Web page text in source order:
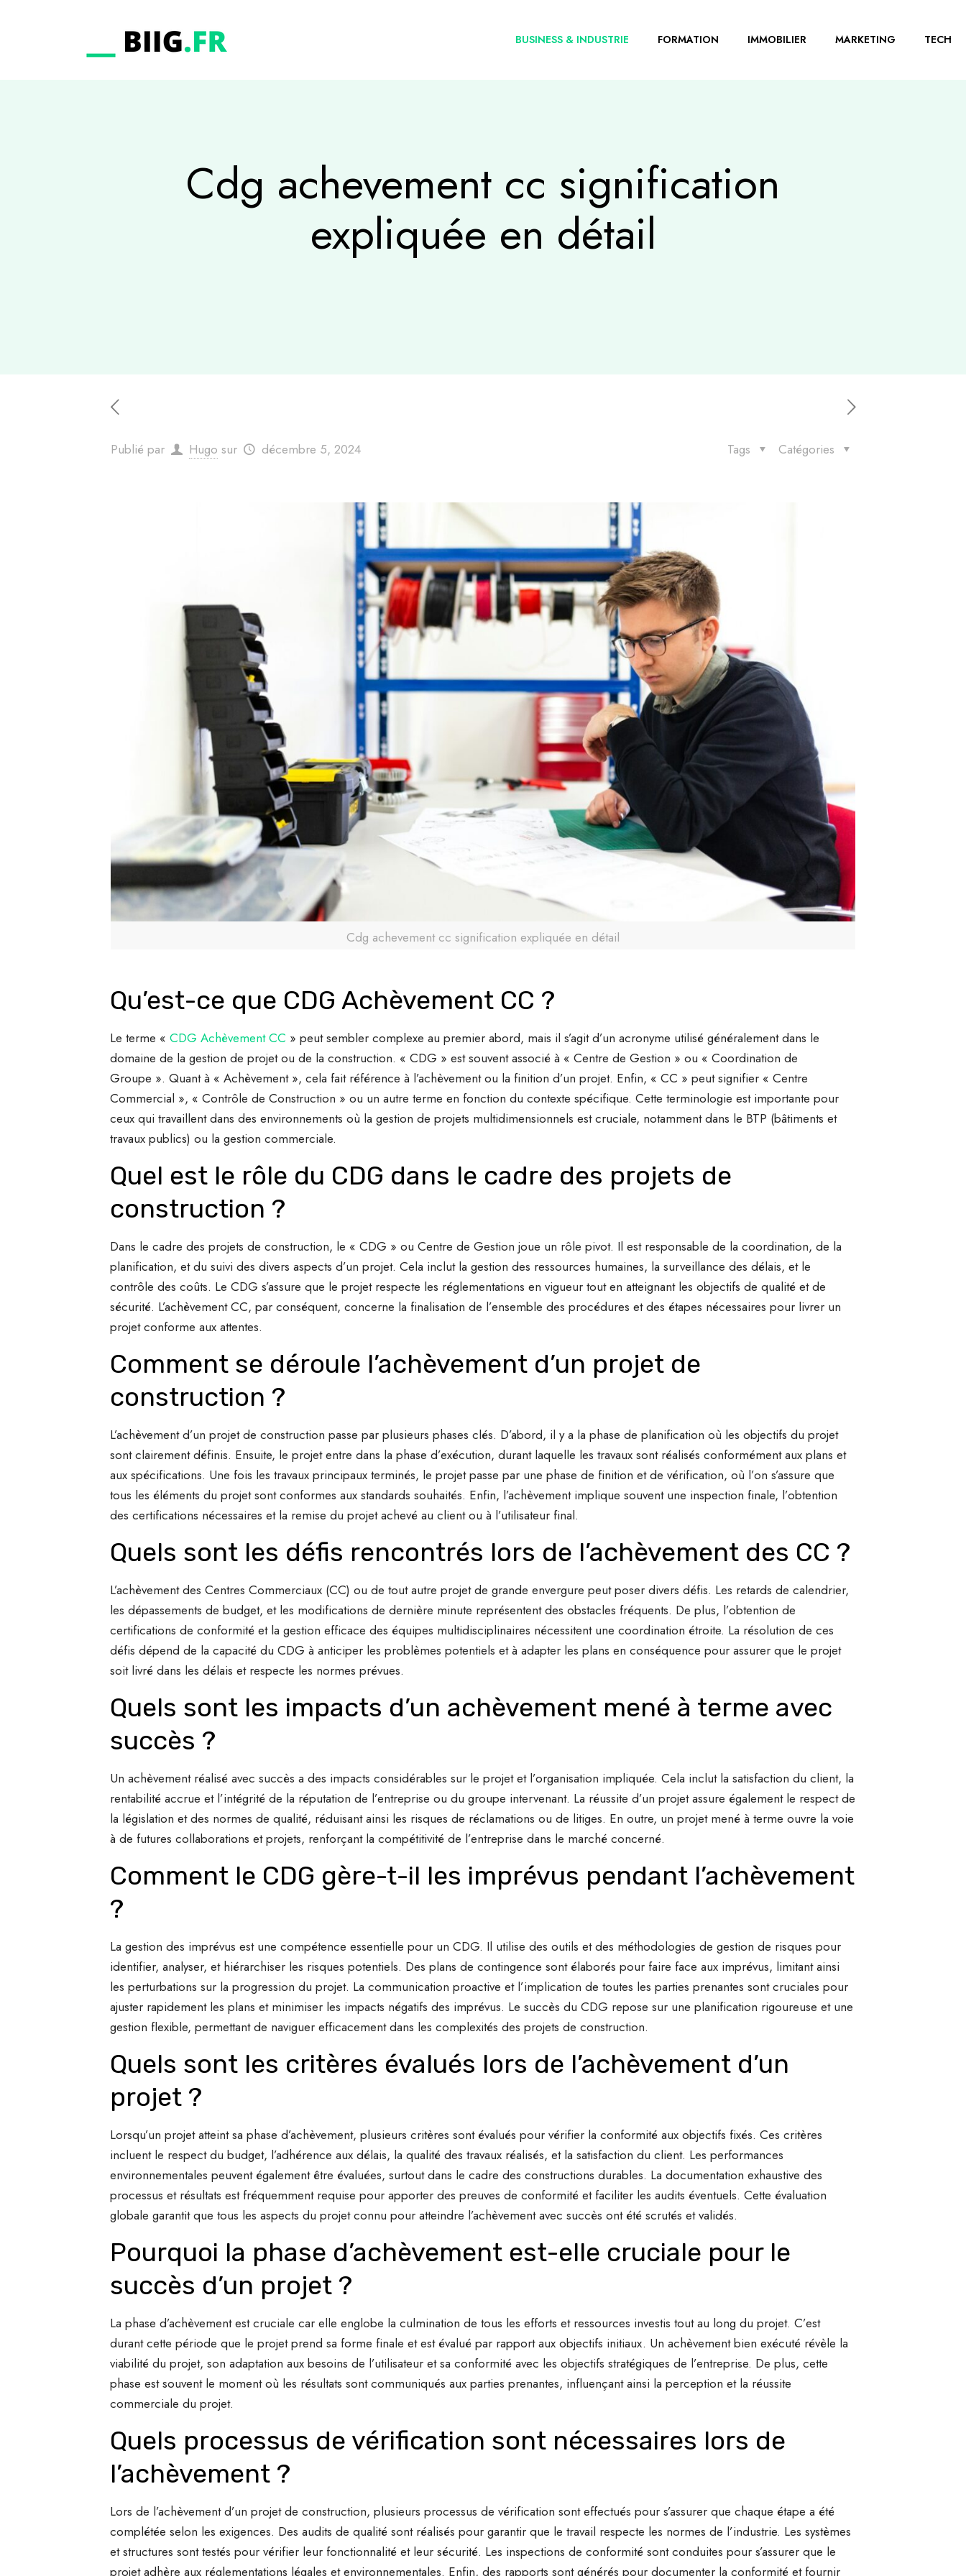
BUSINESS & INDUSTRIE FORMATION IMMOBILIER MARKETING TECH
Cdg achevement cc signification
expliquée en détail
Publié par Hugo sur décembre 5, 2024 Catégories
Tags
Cdg achevement cc signification expliquée en détail
Qu’est-ce que CDG Achèvement CC ?
Le terme « CDG Achèvement CC » peut sembler complexe au premier abord, mais il s’agit d’un acronyme utilisé généralement dans le
domaine de la gestion de projet ou de la construction. « CDG » est souvent associé à « Centre de Gestion » ou « Coordination de
Groupe ». Quant à « Achèvement », cela fait référence à l’achèvement ou la finition d’un projet. Enfin, « CC » peut signifier « Centre
Commercial », « Contrôle de Construction » ou un autre terme en fonction du contexte spécifique. Cette terminologie est importante pour
ceux qui travaillent dans des environnements où la gestion de projets multidimensionnels est cruciale, notamment dans le BTP (bâtiments et
travaux publics) ou la gestion commerciale.
Quel est le rôle du CDG dans le cadre des projets de
construction ?
Dans le cadre des projets de construction, le « CDG » ou Centre de Gestion joue un rôle pivot. Il est responsable de la coordination, de la
planification, et du suivi des divers aspects d’un projet. Cela inclut la gestion des ressources humaines, la surveillance des délais, et le
contrôle des coûts. Le CDG s’assure que le projet respecte les réglementations en vigueur tout en atteignant les objectifs de qualité et de
sécurité. L’achèvement CC, par conséquent, concerne la finalisation de l’ensemble des procédures et des étapes nécessaires pour livrer un
projet conforme aux attentes.
Comment se déroule l’achèvement d’un projet de
construction ?
L’achèvement d’un projet de construction passe par plusieurs phases clés. D’abord, il y a la phase de planification où les objectifs du projet
sont clairement définis. Ensuite, le projet entre dans la phase d’exécution, durant laquelle les travaux sont réalisés conformément aux plans et
aux spécifications. Une fois les travaux principaux terminés, le projet passe par une phase de finition et de vérification, où l’on s’assure que
tous les éléments du projet sont conformes aux standards souhaités. Enfin, l’achèvement implique souvent une inspection finale, l’obtention
des certifications nécessaires et la remise du projet achevé au client ou à l’utilisateur final.
Quels sont les défis rencontrés lors de l’achèvement des CC ?
L’achèvement des Centres Commerciaux (CC) ou de tout autre projet de grande envergure peut poser divers défis. Les retards de calendrier,
les dépassements de budget, et les modifications de dernière minute représentent des obstacles fréquents. De plus, l’obtention de
certifications de conformité et la gestion efficace des équipes multidisciplinaires nécessitent une coordination étroite. La résolution de ces
défis dépend de la capacité du CDG à anticiper les problèmes potentiels et à adapter les plans en conséquence pour assurer que le projet
soit livré dans les délais et respecte les normes prévues.
Quels sont les impacts d’un achèvement mené à terme avec
succès ?
Un achèvement réalisé avec succès a des impacts considérables sur le projet et l’organisation impliquée. Cela inclut la satisfaction du client, la
rentabilité accrue et l’intégrité de la réputation de l’entreprise ou du groupe intervenant. La réussite d’un projet assure également le respect de
la législation et des normes de qualité, réduisant ainsi les risques de réclamations ou de litiges. En outre, un projet mené à terme ouvre la voie
à de futures collaborations et projets, renforçant la compétitivité de l’entreprise dans le marché concerné.
Comment le CDG gère-t-il les imprévus pendant l’achèvement
?
La gestion des imprévus est une compétence essentielle pour un CDG. Il utilise des outils et des méthodologies de gestion de risques pour
identifier, analyser, et hiérarchiser les risques potentiels. Des plans de contingence sont élaborés pour faire face aux imprévus, limitant ainsi
les perturbations sur la progression du projet. La communication proactive et l’implication de toutes les parties prenantes sont cruciales pour
ajuster rapidement les plans et minimiser les impacts négatifs des imprévus. Le succès du CDG repose sur une planification rigoureuse et une
gestion flexible, permettant de naviguer efficacement dans les complexités des projets de construction.
Quels sont les critères évalués lors de l’achèvement d’un
projet ?
Lorsqu’un projet atteint sa phase d’achèvement, plusieurs critères sont évalués pour vérifier la conformité aux objectifs fixés. Ces critères
incluent le respect du budget, l’adhérence aux délais, la qualité des travaux réalisés, et la satisfaction du client. Les performances
environnementales peuvent également être évaluées, surtout dans le cadre des constructions durables. La documentation exhaustive des
processus et résultats est fréquemment requise pour apporter des preuves de conformité et faciliter les audits éventuels. Cette évaluation
globale garantit que tous les aspects du projet connu pour atteindre l’achèvement avec succès ont été scrutés et validés.
Pourquoi la phase d’achèvement est-elle cruciale pour le
succès d’un projet ?
La phase d’achèvement est cruciale car elle englobe la culmination de tous les efforts et ressources investis tout au long du projet. C’est
durant cette période que le projet prend sa forme finale et est évalué par rapport aux objectifs initiaux. Un achèvement bien exécuté révèle la
viabilité du projet, son adaptation aux besoins de l’utilisateur et sa conformité avec les objectifs stratégiques de l’entreprise. De plus, cette
phase est souvent le moment où les résultats sont communiqués aux parties prenantes, influençant ainsi la perception et la réussite
commerciale du projet.
Quels processus de vérification sont nécessaires lors de
l’achèvement ?
Lors de l’achèvement d’un projet de construction, plusieurs processus de vérification sont effectués pour s’assurer que chaque étape a été
complétée selon les exigences. Des audits de qualité sont réalisés pour garantir que le travail respecte les normes de l’industrie. Les systèmes
et structures sont testés pour vérifier leur fonctionnalité et leur sécurité. Les inspections de conformité sont conduites pour s’assurer que le
projet adhère aux réglementations légales et environnementales. Enfin, des rapports sont générés pour documenter la conformité et fournir